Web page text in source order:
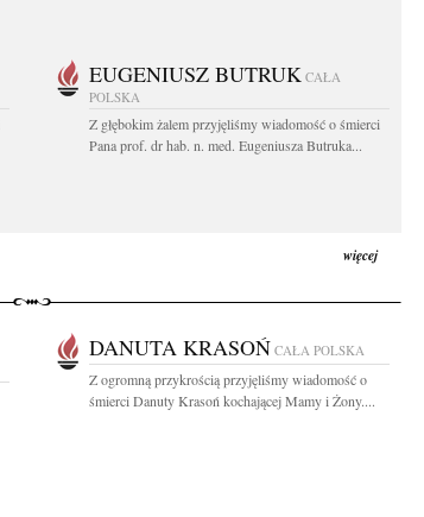
EUGENIUSZ BUTRUK CAŁA
POLSKA
Z głębokim żalem przyjęliśmy wiadomość o śmierci
Pana prof. dr hab. n. med. Eugeniusza Butruka...
więcej
DANUTA KRASOŃ CAŁA POLSKA
Z ogromną przykrością przyjęliśmy wiadomość o
śmierci Danuty Krasoń kochającej Mamy i Żony....